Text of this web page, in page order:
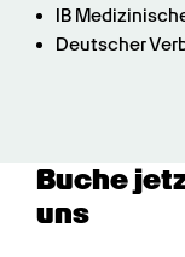
IB
Deutscher
Buche
uns